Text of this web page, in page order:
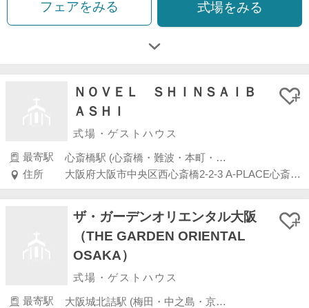
フェアをみる 式場をみる
ＮＯＶＥＬ ＳＨＩＮＳＡＩＢ
ＡＳＨＩ
式場・ゲストハウス
最寄駅
心斎橋駅 (心斎橋・難波・本町・天王寺・大阪港・東大阪)
住所
大阪府大阪市中央区西心斎橋2-2-3 A-PLACE心斎橋14階
ザ・ガーデンオリエンタル大阪
（THE GARDEN ORIENTAL
OSAKA）
式場・ゲストハウス
最寄駅
大阪城北詰駅 (梅田・中之島・京橋・桜ノ宮)